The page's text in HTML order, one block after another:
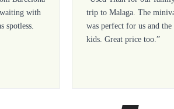
with
spotless.
trip to Malaga. The
was perfect for us and the
kids. Great price too.”